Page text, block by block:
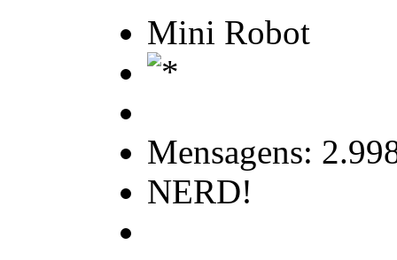
Mini Robot
Mensagens:
NERD!